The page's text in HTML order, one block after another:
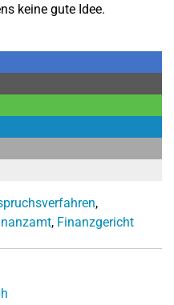
keine gute Idee.
,
, Finanzgericht